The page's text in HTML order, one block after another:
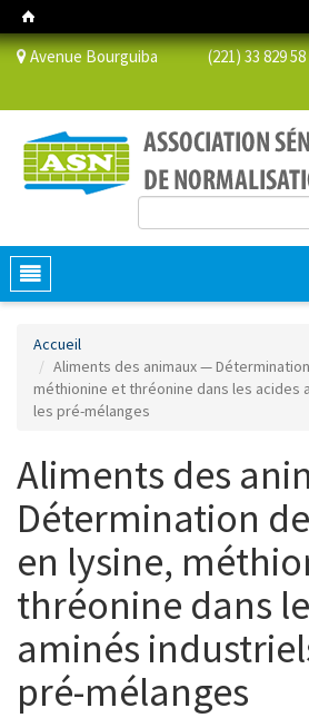
Avenue Bourguiba (221) 33 829 58
Formulaire
Toggle
navigation
Accueil
Aliments des animaux —
méthionine et thréonine dans les acides
les pré-mélanges
Aliments des
Détermination
en lysine,
thréonine dans
aminés
pré-mélanges